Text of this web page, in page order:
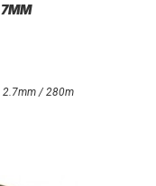
2.7mm / 280m